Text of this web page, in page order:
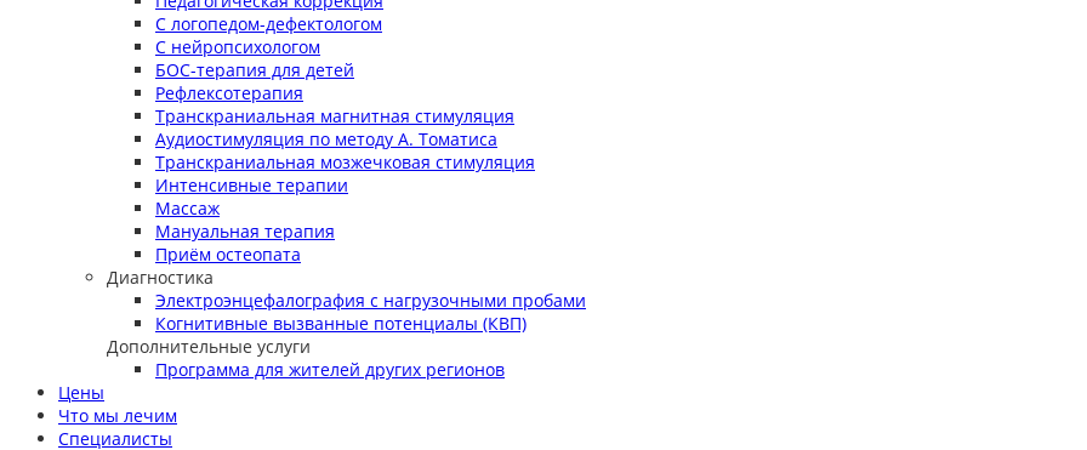
С логопедом-дефектологом
С нейропсихологом
БОС-терапия для детей
Рефлексотерапия
Транскраниальная магнитная стимуляция
Аудиостимуляция по методу А. Томатиса
Транскраниальная мозжечковая стимуляция
Интенсивные терапии
Массаж
Мануальная терапия
Приём остеопата
Диагностика
Электроэнцефалография с нагрузочными пробами
Когнитивные вызванные потенциалы (КВП)
Дополнительные услуги
Программа для жителей других регионов
Цены
Что мы лечим
Специалисты